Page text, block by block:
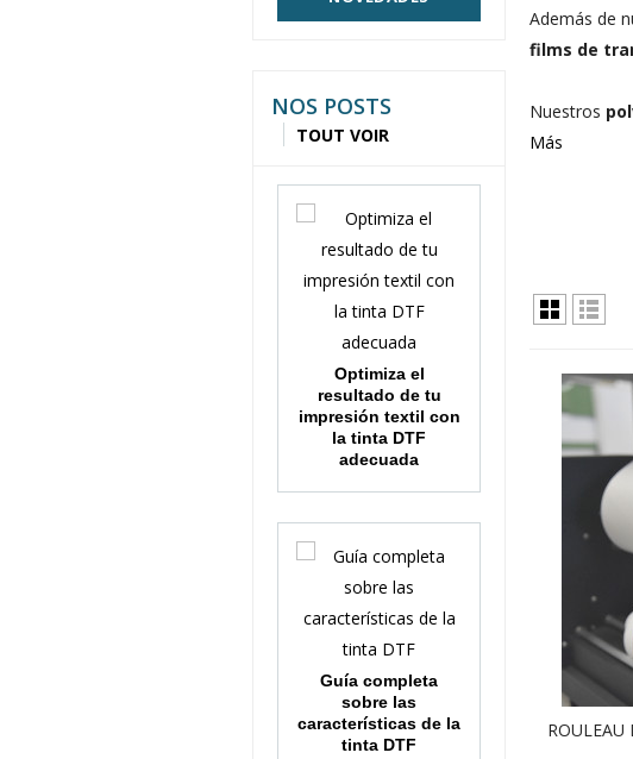
NOS POSTS
TOUT VOIR
Optimiza el
resultado de tu
impresión textil con
la tinta DTF
adecuada
Guía completa
sobre las
características de la
tinta DTF
Además de
films de
Nuestros
Más